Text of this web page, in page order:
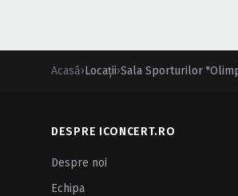
Acasă›Locații›Sala Sporturilor
DESPRE ICONCERT.RO
Despre noi
Echipa